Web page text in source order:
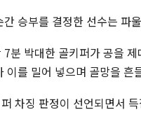
간 승부를 결정한 선수는 파
7분 박대한 골키퍼가 공을
이를 밀어 넣으며 골망을 흔
차징 판정이 선언되면서